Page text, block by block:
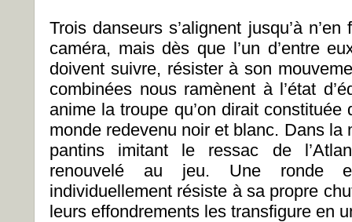
Trois danseurs s’alignent jusqu’à
caméra, mais dès que l’un d’entre
doivent suivre, résister à son
combinées nous ramènent à l’état
anime la troupe qu’on dirait
monde redevenu noir et blanc. Dans la
pantins imitant le ressac de
renouvelé au jeu. Une ronde
individuellement résiste à sa propre
leurs effondrements les transfigure en